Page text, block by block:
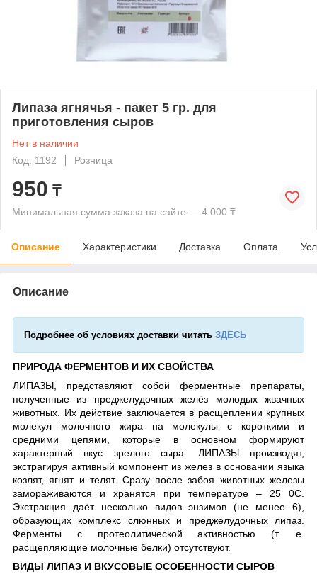
Липаза ягнячья - пакет 5 гр. для
приготовления сыров
Нет в наличии
Код: 1192
Розница
950 ₸
Минимальная сумма заказа на сайте — 4 000 ₸
Описание Характеристики Доставка Оплата
Описание
Подробнее об условиях доставки читать ЗДЕСЬ
ПРИРОДА ФЕРМЕНТОВ И ИХ СВОЙСТВА
ЛИПАЗЫ, представляют собой ферментные препараты,
полученные из преджелудочных желёз молодых жвачных
животных. Их действие заключается в расщеплении крупных
молекул молочного жира на молекулы с короткими и
средними цепями, которые в основном формируют
характерный вкус зрелого сыра. ЛИПАЗЫ производят,
экстрагируя активный компонент из желез в основании языка
козлят, ягнят и телят. Сразу после забоя животных железы
замораживаются и хранятся при температуре – 25 0С.
Экстракция даёт несколько видов энзимов (не менее 6),
образующих комплекс слюнных и преджелудочных липаз.
Ферменты с протеолитической активностью (т. е.
расщепляющие молочные белки) отсутствуют.
ВИДЫ ЛИПАЗ И ВКУСОВЫЕ ОСОБЕННОСТИ СЫРОВ